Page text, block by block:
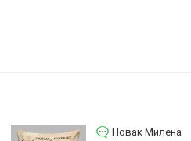
Новак Милена